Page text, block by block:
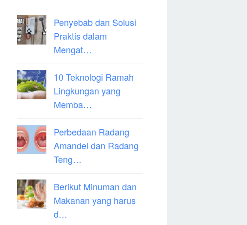
Penyebab dan Solusi
Praktis dalam
Mengat…
10 Teknologi Ramah
Lingkungan yang
Memba…
Perbedaan Radang
Amandel dan Radang
Teng…
Berikut Minuman dan
Makanan yang harus
d…